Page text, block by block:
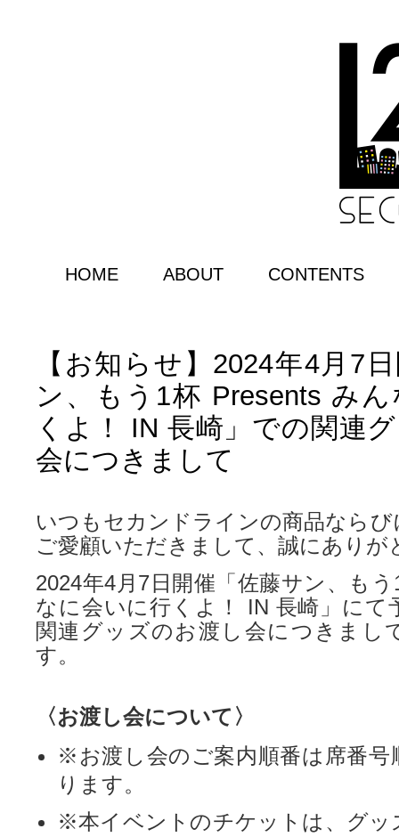
HOME ABOUT CONTENTS
【お知らせ】2024年4月7
ン、もう1杯 Presents み
くよ！ IN 長崎」での関連
会につきまして
いつもセカンドラインの商品なら
ご愛顧いただきまして、誠にありが
2024年4月7日開催「佐藤サン、も
なに会いに行くよ！ IN 長崎」にて
関連グッズのお渡し会につきまし
す。
〈お渡し会について〉
※お渡し会のご案内順番は席番号
ります。
※本イベントのチケットは、グッ